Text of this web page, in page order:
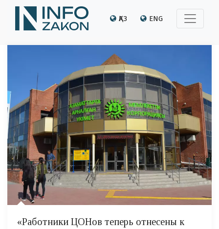
ҚАЗ ENG
«Работники ЦОНов теперь отнесены к